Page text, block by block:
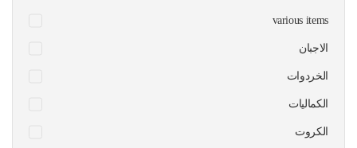
various items
الاجبان
الخردوات
الكماليات
الكروت